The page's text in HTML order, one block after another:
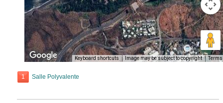
Keyboard shortcuts Image may be subject to copyright Terms
1 Salle Polyvalente